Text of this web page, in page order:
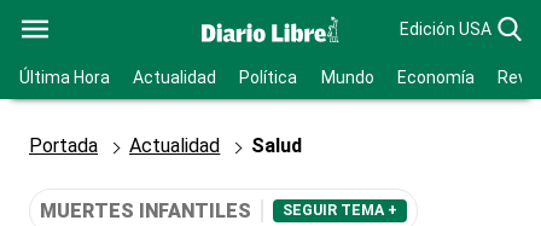
Edición USA
Última Hora Actualidad Política Mundo Economía
Portada Actualidad Salud
MUERTES INFANTILES SEGUIR TEMA +